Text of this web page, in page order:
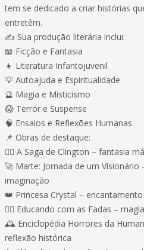
tem se dedicado a criar histórias
entretêm.
✍️ Sua produção literária inclui:
📖 Ficção e Fantasia
👧 Literatura Infantojuvenil
💡 Autoajuda e Espiritualidade
🔮 Magia e Misticismo
😱 Terror e Suspense
🧠 Ensaios e Reflexões Humanas
📌 Obras de destaque:
🧙‍♂️ A Saga de Clington – fantasia
🚀 Marte: Jornada de um Visionário
imaginação
👑 Princesa Crystal –
🧚‍♀️ Educando com as Fadas –
🕰️ Enciclopédia Horrores da
reflexão histórica